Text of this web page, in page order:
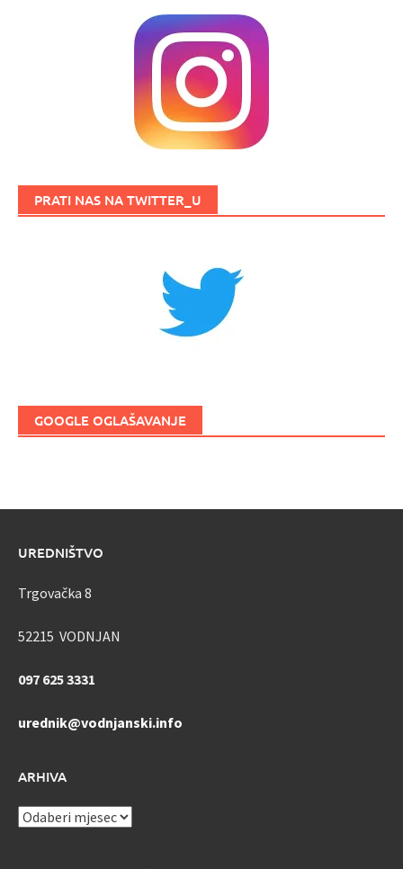
PRATI NAS NA TWITTER_U
GOOGLE OGLAŠAVANJE
UREDNIŠTVO
Trgovačka 8
52215 VODNJAN
097 625 3331
urednik@vodnjanski.info
ARHIVA
ARHIVA